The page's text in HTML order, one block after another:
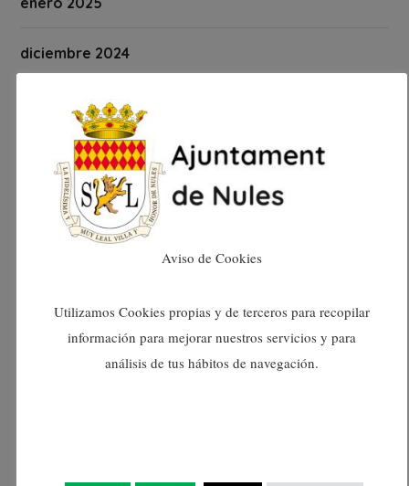
diciembre 2024
noviembre 2024
octubre 2024
septiembre 2024
julio 2024
Aviso de Cookies
Utilizamos Cookies propias y de terceros para recopilar
información para mejorar nuestros servicios y para
análisis de tus hábitos de navegación.